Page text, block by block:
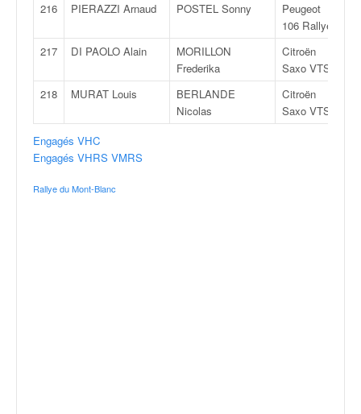
216 PIERAZZI Arnaud POSTEL Sonny
Peugeot
106 Rallye
217 DI PAOLO Alain
MORILLON
Frederika
Citroën
Saxo VTS
218 MURAT Louis
BERLANDE
Nicolas
Citroën
Saxo VTS
Engagés VHC
Engagés VHRS VMRS
Rallye du Mont-Blanc